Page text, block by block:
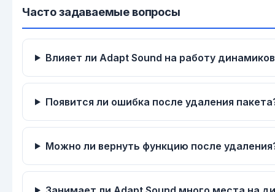
Часто задаваемые вопросы
Влияет ли Adapt Sound на работу
Появится ли ошибка после удаления
Можно ли вернуть функцию после